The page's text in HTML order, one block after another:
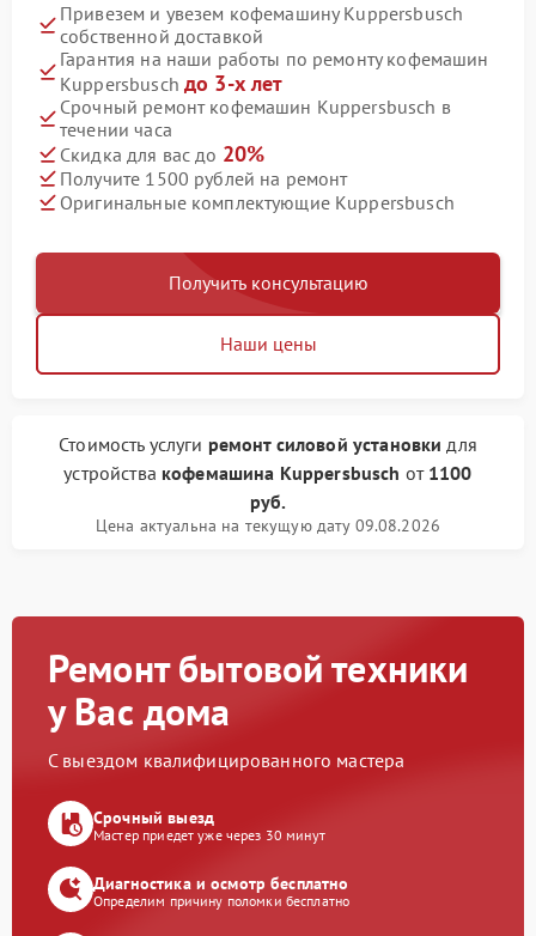
Привезем и увезем кофемашину Kuppersbusch
собственной доставкой
Гарантия на наши работы по ремонту кофемашин
Kuppersbusch до 3-х лет
Срочный ремонт кофемашин Kuppersbusch в
течении часа
Скидка для вас до 20%
Получите 1500 рублей на ремонт
Оригинальные комплектующие Kuppersbusch
Получить консультацию
Наши цены
Стоимость услуги ремонт силовой установки для
устройства кофемашина Kuppersbusch от 1100
руб.
Цена актуальна на текущую дату 09.08.2026
Ремонт бытовой техники
у Вас дома
С выездом квалифицированного мастера
Срочный выезд
Мастер приедет уже через 30 минут
Диагностика и осмотр бесплатно
Определим причину поломки бесплатно